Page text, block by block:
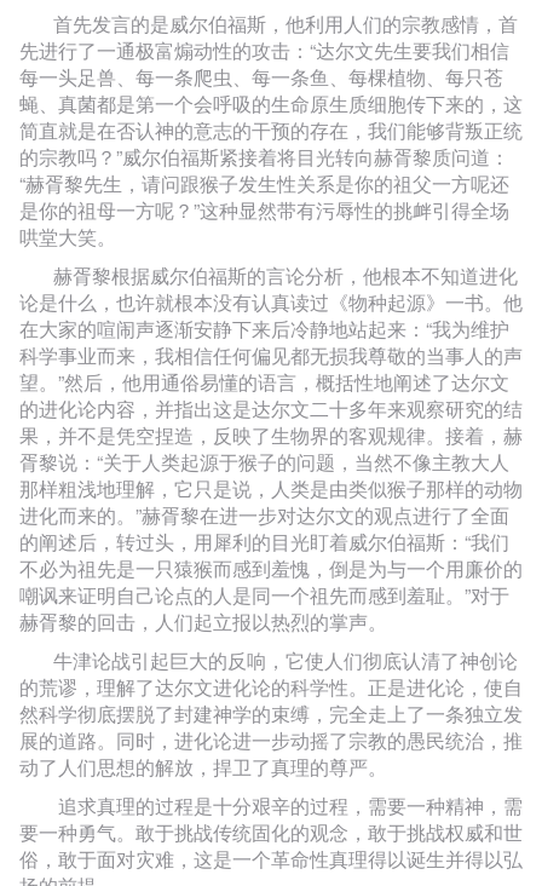
首先发言的是威尔伯福斯，他利用人们的宗教感情，首
先进行了一通极富煽动性的攻击：“达尔文先生要我们相信
每一头足兽、每一条爬虫、每一条鱼、每棵植物、每只苍
蝇、真菌都是第一个会呼吸的生命原生质细胞传下来的，这
简直就是在否认神的意志的干预的存在，我们能够背叛正统
的宗教吗？”威尔伯福斯紧接着将目光转向赫胥黎质问道：
“赫胥黎先生，请问跟猴子发生性关系是你的祖父一方呢还
是你的祖母一方呢？”这种显然带有污辱性的挑衅引得全场
哄堂大笑。
赫胥黎根据威尔伯福斯的言论分析，他根本不知道进化
论是什么，也许就根本没有认真读过《物种起源》一书。他
在大家的喧闹声逐渐安静下来后冷静地站起来：“我为维护
科学事业而来，我相信任何偏见都无损我尊敬的当事人的声
望。”然后，他用通俗易懂的语言，概括性地阐述了达尔文
的进化论内容，并指出这是达尔文二十多年来观察研究的结
果，并不是凭空捏造，反映了生物界的客观规律。接着，赫
胥黎说：“关于人类起源于猴子的问题，当然不像主教大人
那样粗浅地理解，它只是说，人类是由类似猴子那样的动物
进化而来的。”赫胥黎在进一步对达尔文的观点进行了全面
的阐述后，转过头，用犀利的目光盯着威尔伯福斯：“我们
不必为祖先是一只猿猴而感到羞愧，倒是为与一个用廉价的
嘲讽来证明自己论点的人是同一个祖先而感到羞耻。”对于
赫胥黎的回击，人们起立报以热烈的掌声。
牛津论战引起巨大的反响，它使人们彻底认清了神创论
的荒谬，理解了达尔文进化论的科学性。正是进化论，使自
然科学彻底摆脱了封建神学的束缚，完全走上了一条独立发
展的道路。同时，进化论进一步动摇了宗教的愚民统治，推
动了人们思想的解放，捍卫了真理的尊严。
追求真理的过程是十分艰辛的过程，需要一种精神，需
要一种勇气。敢于挑战传统固化的观念，敢于挑战权威和世
俗，敢于面对灾难，这是一个革命性真理得以诞生并得以弘